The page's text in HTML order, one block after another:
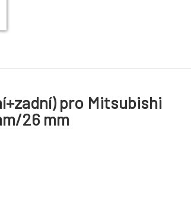
pro Mitsubishi
26 mm